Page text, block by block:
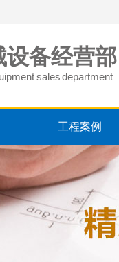
备经营部
sales department
工程案例